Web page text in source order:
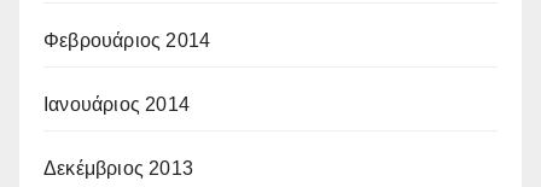
Φεβρουάριος 2014
Ιανουάριος 2014
Δεκέμβριος 2013